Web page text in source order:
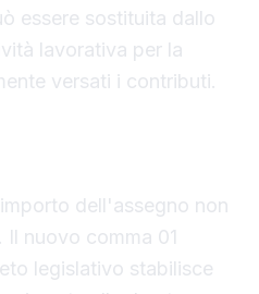
essere sostituita dallo
lavorativa per la
versati i contributi.
dell'assegno non
nuovo comma 01
legislativo stabilisce